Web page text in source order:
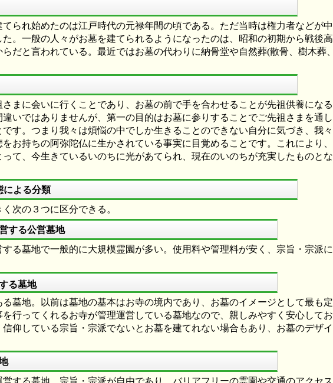
られ始めたのは江戸時代の元禄年間の頃である。ただ当時は権力者などが中
。一般の人々がお墓を建てられるようになったのは、昭和の初期から戦後高
だと言われている。最近ではお墓の代わりに納骨堂や自然葬(散骨、樹木葬、
まに会いに行くことであり、お墓の前で手を合わせることが先祖供養になる
いではありませんが、第一の目的はお墓に参りすることでご先祖さまを通し
す。つまり我々は煩悩の中でしか生きることのできない自分に気づき、我々
お持ちの阿弥陀仏に生かされている事実に目覚めることです。これにより、
て、今生きているいのちに光があてられ、現在のいのちが充実したものとな
による分類
次の３つに区分できる。
する公営墓地
る墓地で一般的に大規模霊園が多い。使用料や管理料が安く、宗旨・宗派に
る墓地
る墓地。以前は墓地の基本はお寺の境内であり、お墓のイメージとして最も定
行ってくれるお寺が管理運営している墓地なので、親しみやすく安心してお
仰している宗旨・宗派でないとお墓を建てれない場合もあり、お墓のデザイ
する墓地。宗旨・宗派が自由であり、バリアフリーの霊園や交通のアクセス